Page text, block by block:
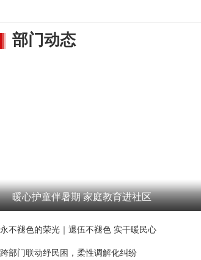
部门动态
暖心护童伴暑期 家庭教育进社区
永不褪色的荣光｜退伍不褪色 实干暖民心
跨部门联动纾民困，柔性调解化纠纷